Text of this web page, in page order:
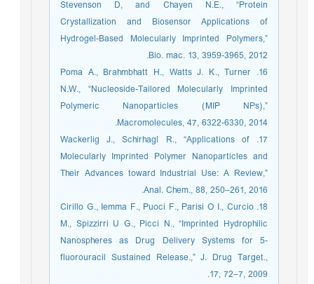
Stevenson D, and Chayen N.E., “Protein
Crystallization and Biosensor Applications of
Hydrogel-Based Molecularly Imprinted Polymers,”
Bio. mac. 13, 3959-3965, 2012.
16. Poma A., Brahmbhatt H., Watts J. K., Turner
N.W., “Nucleoside-Tailored Molecularly Imprinted
Polymeric Nanoparticles (MIP NPs),”
Macromolecules, 47, 6322-6330, 2014.
17. Wackerlig J., Schirhagl R., “Applications of
Molecularly Imprinted Polymer Nanoparticles and
Their Advances toward Industrial Use: A Review,”
Anal. Chem., 88, 250–261, 2016.
18. Cirillo G., Iemma F., Puoci F., Parisi O I., Curcio
M., Spizzirri U G., Picci N., “Imprinted Hydrophilic
Nanospheres as Drug Delivery Systems for 5-
fluorouracil Sustained Release.,” J. Drug Target.,
17, 72–7, 2009.